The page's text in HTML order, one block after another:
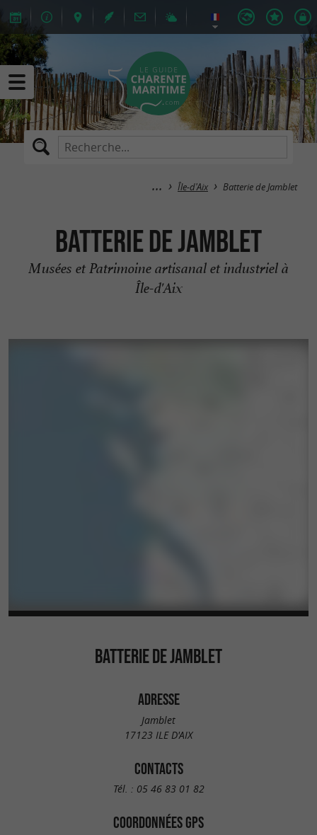
Île-d'Aix Batterie de Jamblet
Batterie de Jamblet
Musées et Patrimoine artisanal et industriel à
Île-d'Aix
BATTERIE DE JAMBLET
ADRESSE
Jamblet
17123 ILE D'AIX
CONTACTS
Tél. : 05 46 83 01 82
COORDONNÉES GPS